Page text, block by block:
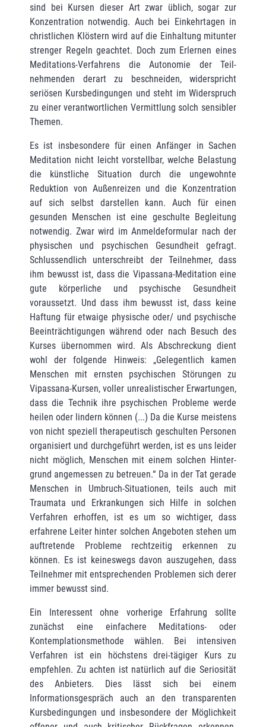
sind bei Kursen dieser Art zwar üblich, sogar zur
Konzentration notwendig. Auch bei Einkehrtagen in
christlichen Klöstern wird auf die Einhaltung mitunter
strenger Regeln geachtet. Doch zum Erlernen eines
Meditations-Verfahrens die Autonomie der Teil­
nehmenden derart zu beschneiden, widerspricht
seriösen Kursbedingungen und steht im Widerspruch
zu einer verantwortlichen Vermittlung solch sensibler
Themen.
Es ist insbesondere für einen Anfänger in Sachen
Meditation nicht leicht vorstellbar, welche Belastung
die künstliche Situation durch die ungewohnte
Reduktion von Außenreizen und die Konzentration
auf sich selbst darstellen kann. Auch für einen
gesunden Menschen ist eine geschulte Begleitung
notwendig. Zwar wird im Anmeldeformular nach der
physi­schen und psychischen Gesundheit gefragt.
Schlussendlich unterschreibt der Teilnehmer, dass
ihm bewusst ist, dass die Vipassana-Meditation eine
gute körperliche und psychische Gesund­heit
voraussetzt. Und dass ihm bewusst ist, dass keine
Haftung für etwaige physi­sche oder/ und psychische
Beeinträchtigungen während oder nach Besuch des
Kurses übernommen wird. Als Abschreckung dient
wohl der folgende Hinweis: „Gelegent­lich kamen
Menschen mit ernsten psychischen Störungen zu
Vipassana-Kursen, voller unre­alistischer Erwartun­gen,
dass die Technik ihre psychischen Probleme werde
heilen oder lindern können (...) Da die Kurse meistens
von nicht speziell therapeutisch geschulten Personen
organisiert und durch­geführt werden, ist es uns leider
nicht möglich, Menschen mit einem solchen Hinter­
grund angemessen zu betreuen.“ Da in der Tat gerade
Menschen in Umbruch-Situationen, teils auch mit
Traumata und Erkrankungen sich Hilfe in solchen
Verfahren erhoffen, ist es um so wichtiger, dass
erfahrene Leiter hinter solchen Angeboten stehen um
auftretende Prob­leme rechtzeitig erkennen zu
können. Es ist keineswegs davon auszugehen, dass
Teil­nehmer mit entsprechenden Problemen sich derer
immer bewusst sind.
Ein Interessent ohne vorherige Erfahrung sollte
zunächst eine einfachere Meditations- oder
Kontemplationsmethode wählen. Bei intensiven
Verfahren ist ein höchstens drei-tägiger Kurs zu
empfehlen. Zu achten ist natürlich auf die Seriosität
des Anbieters. Dies lässt sich bei einem
Informationsgespräch auch an den transparenten
Kursbedingungen und insbesondere der Möglichkeit